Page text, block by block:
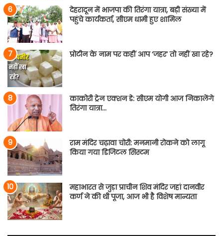
देहरादून में भाजपा की तिरंगा यात्रा, बड़ी संख्या में
पहुंचे कार्यकर्ता, सीएम धामी हुए शामिल
प्रोटीन के नाम पर कहीं आप ‘जहर’ तो नहीं खा रहे?
काकोरी ट्रेन एक्शन डे: सीएम योगी आज निकालेंगे
तिरंगा यात्रा…
राम मंदिर चढ़ावा चोरी: मनमानी रोकने को लागू
किया गया डिजिटल सिस्टम
महाभारत से जुड़ा प्राचीन शिव मंदिर जहां दानवीर
कर्ण ने की थी पूजा, आज भी है विशेष मान्यता